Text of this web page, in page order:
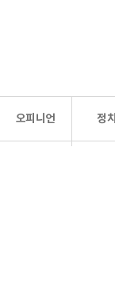
오피니언 정치